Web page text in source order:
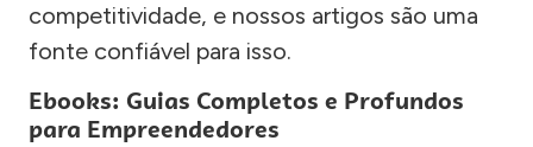
competitividade, e nossos artigos são uma
fonte confiável para isso.
Ebooks: Guias Completos e Profundos
para Empreendedores